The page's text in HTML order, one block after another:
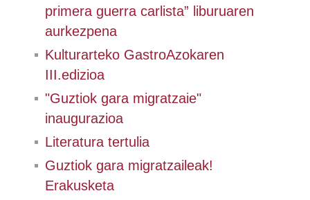
primera guerra carlista” liburuaren
aurkezpena
Kulturarteko GastroAzokaren
III.edizioa
"Guztiok gara migratzaie"
inaugurazioa
Literatura tertulia
Guztiok gara migratzaileak!
Erakusketa